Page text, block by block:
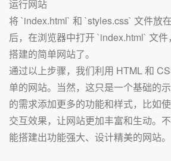
运行网站
将 `index.html` 和 `styles.css` 文件放
后，在浏览器中打开 `index.html` 文
搭建的简单网站了。
通过以上步骤，我们利用 HTML 和
单的网站。当然，这只是一个基础的
的需求添加更多的功能和样式，比如
交互效果，让网站更加丰富和生动。
能搭建出功能强大、设计精美的网站。